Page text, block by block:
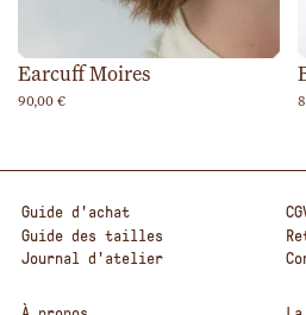
Earcuff Moires
90,00 €
Guide d'achat
Guide des tailles
Journal d'atelier